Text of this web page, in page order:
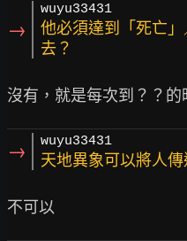
→
wuyu33431
他必須達到「死亡
去？
→ wuyu33431
天地異象可以將人傳